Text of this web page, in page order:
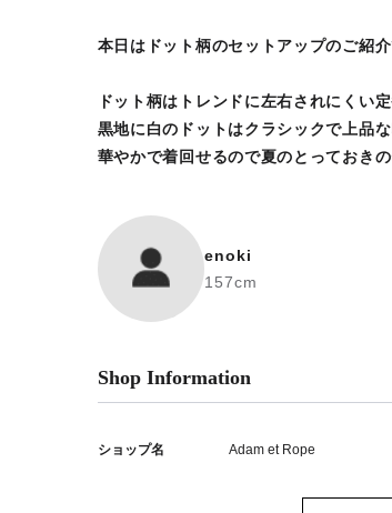
本日はドット柄のセットアップのご紹介
ドット柄はトレンドに左右されにくい定
黒地に白のドットはクラシックで上品
華やかで着回せるので夏のとっておきの
enoki
157cm
Shop Information
ショップ名 Adam et Rope